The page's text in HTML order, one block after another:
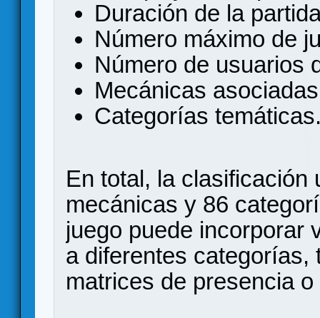
Duración de la
Número máximo de
Número de usuarios
Mecánicas
Categorías
En total, la clasificación
mecánicas y 86
juego puede incorporar
a diferentes categorías,
matrices de presencia